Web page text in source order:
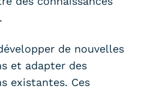
de nouvelles
et adapter des
existantes. Ces